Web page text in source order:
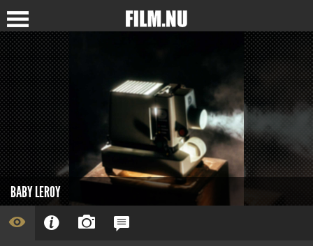
BABY LEROY